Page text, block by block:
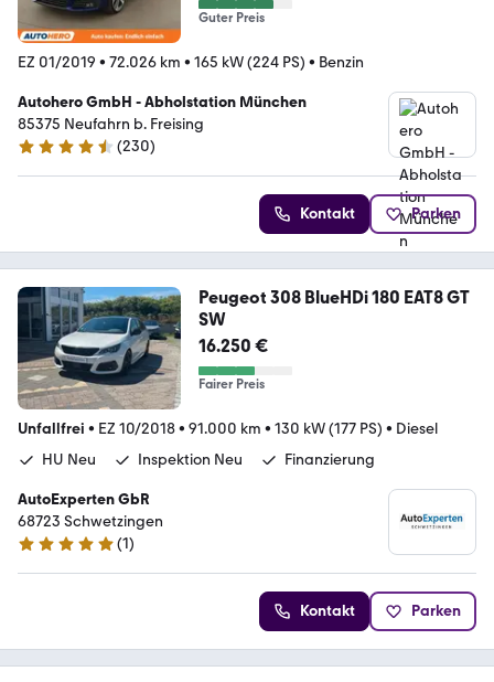
Guter Preis
EZ 01/2019 • 72.026 km • 165 kW (224 PS) • Benzin
Autohero GmbH - Abholstation München
85375 Neufahrn b. Freising
4.4 Sterne
(230)
Kontakt Parken
Peugeot 308 BlueHDi 180 EAT8 GT
SW
16.250 €
Fairer Preis
Unfallfrei • EZ 10/2018• 91.000 km • 130 kW (177 PS) • Diesel
HU Neu
Inspektion Neu Finanzierung
AutoExperten GbR
68723 Schwetzingen
5 Sterne
(1)
Kontakt Parken